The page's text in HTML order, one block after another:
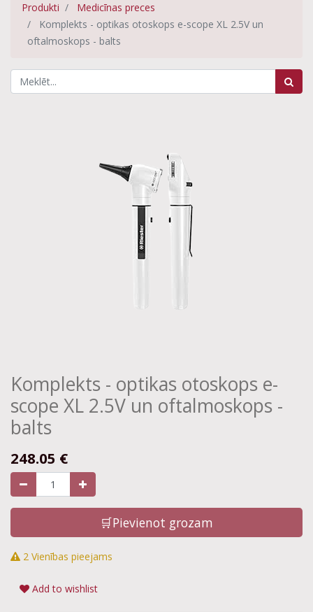
Produkti
Medicīnas preces
Komplekts - optikas otoskops e-scope XL 2.5V un
oftalmoskops - balts
Komplekts - optikas otoskops e-
scope XL 2.5V un oftalmoskops -
balts
248.05 €
🛒Pievienot grozam
2 Vienības pieejams
Add to wishlist